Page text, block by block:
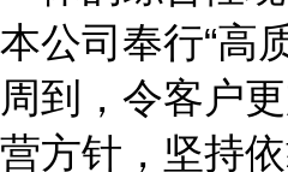
本公司奉行“高
周到，令客户
营方针，坚持